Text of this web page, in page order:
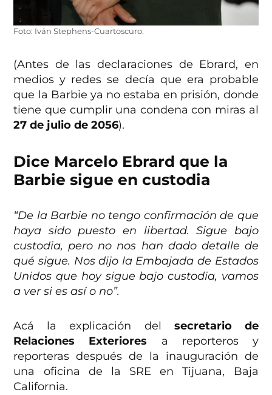
Foto: Iván Stephens-Cuartoscuro.
(Antes de las declaraciones de Ebrard, en
medios y redes se decía que era probable
que la Barbie ya no estaba en prisión, donde
tiene que cumplir una condena con miras al
27 de julio de 2056).
Dice Marcelo Ebrard que la
Barbie sigue en custodia
“De la Barbie no tengo confirmación de que
haya sido puesto en libertad. Sigue bajo
custodia, pero no nos han dado detalle de
qué sigue. Nos dijo la Embajada de Estados
Unidos que hoy sigue bajo custodia, vamos
a ver si es así o no”.
Acá la explicación del secretario de
Relaciones Exteriores a reporteros y
reporteras después de la inauguración de
una oficina de la SRE en Tijuana, Baja
California.